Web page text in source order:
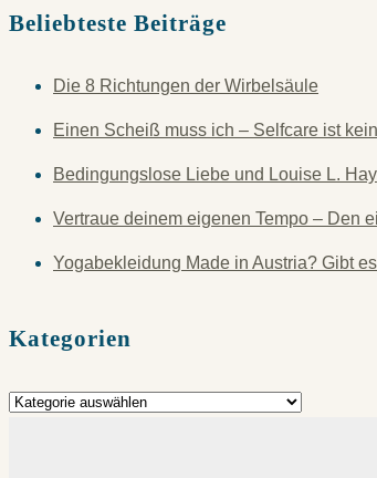
Beliebteste Beiträge
Die 8 Richtungen der Wirbelsäule
Einen Scheiß muss ich – Selfcare ist
Bedingungslose Liebe und Louise L. Hay
Vertraue deinem eigenen Tempo – Den
Yogabekleidung Made in Austria? Gibt
Kategorien
Kategorien